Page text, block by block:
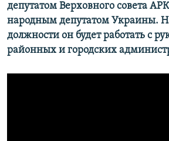
депутатом Верховного совета
народным депутатом Украины.
должности он будет работать с
районных и городских